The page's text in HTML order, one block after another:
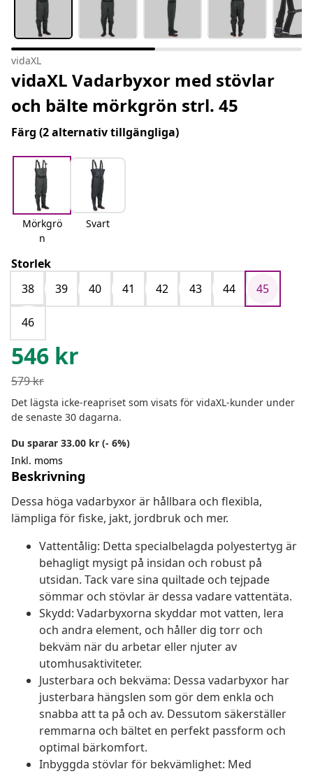
vidaXL
vidaXL Vadarbyxor med stövlar
och bälte mörkgrön strl. 45
Färg (2 alternativ tillgängliga)
Mörkgrö
n
Svart
Storlek
38
39 40 41 42 43 44 45
46
546 kr
579kr
Det lägsta icke-reapriset som visats för vidaXL-kunder under
de senaste 30 dagarna.
Du sparar 33.00 kr (- 6%)
Inkl. moms
Beskrivning
Dessa höga vadarbyxor är hållbara och flexibla,
lämpliga för fiske, jakt, jordbruk och mer.
Vattentålig: Detta specialbelagda polyestertyg är
behagligt mysigt på insidan och robust på
utsidan. Tack vare sina quiltade och tejpade
sömmar och stövlar är dessa vadare vattentäta.
Skydd: Vadarbyxorna skyddar mot vatten, lera
och andra element, och håller dig torr och
bekväm när du arbetar eller njuter av
utomhusaktiviteter.
Justerbara och bekväma: Dessa vadarbyxor har
justerbara hängslen som gör dem enkla och
snabba att ta på och av. Dessutom säkerställer
remmarna och bältet en perfekt passform och
optimal bärkomfort.
Inbyggda stövlar för bekvämlighet: Med